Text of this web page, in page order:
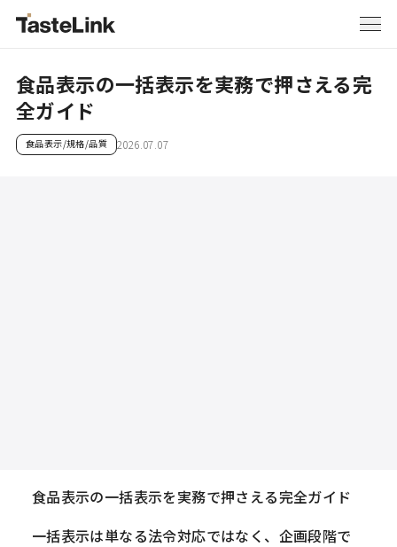
食品表示の一括表示を実務で押さえる完
全ガイド
食品表示/規格/品質 2026.07.07
食品表示の一括表示を実務で押さえる完全ガイド
一括表示は単なる法令対応ではなく、企画段階で